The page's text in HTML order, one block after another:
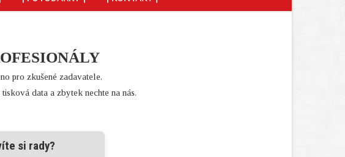
pro zkušené zadavatele.
data a zbytek nechte na nás.
si rady?